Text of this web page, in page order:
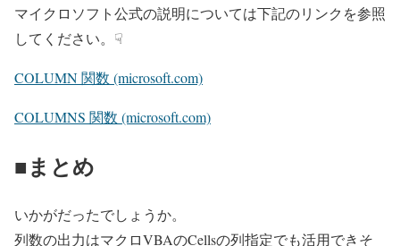
マイクロソフト公式の説明については下記のリンクを参照
してください。☟
COLUMN 関数 (microsoft.com)
COLUMNS 関数 (microsoft.com)
■まとめ
いかがだったでしょうか。
列数の出力はマクロVBAのCellsの列指定でも活用できそ